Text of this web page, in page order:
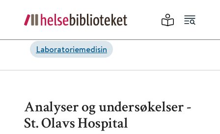
Laboratoriemedisin
Analyser og undersøkelser -
St. Olavs Hospital